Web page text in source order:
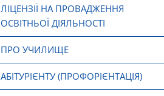
ЛІЦЕНЗІЇ НА ПРОВАДЖЕННЯ
ОСВІТНЬОЇ ДІЯЛЬНОСТІ
ПРО УЧИЛИЩЕ
АБІТУРІЄНТУ (ПРОФОРІЄНТАЦІЯ)